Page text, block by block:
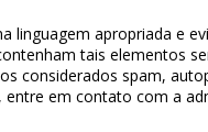
linguagem apropriada e
tais elementos
considerados spam,
entre em contato com a